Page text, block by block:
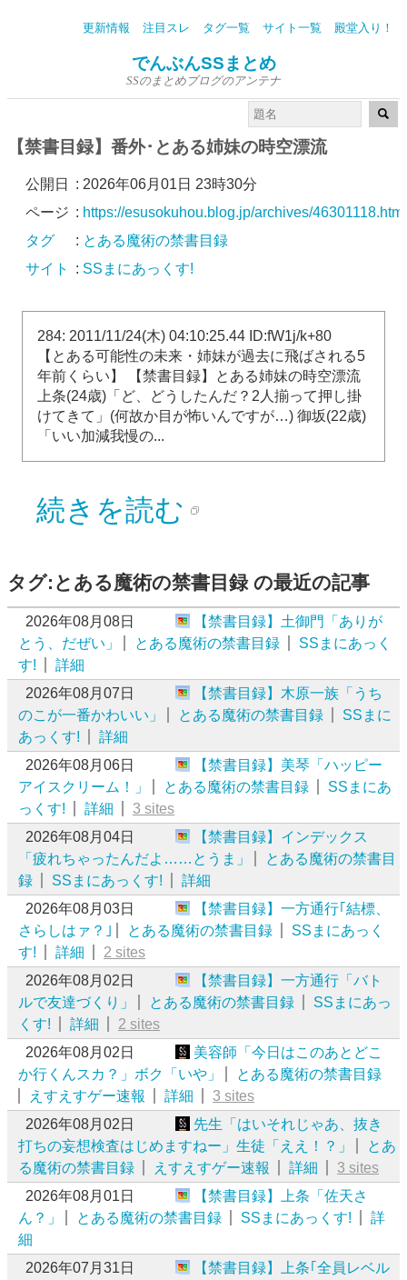
更新情報 注目スレ タグ一覧 サイト一覧 殿堂入り！
でんぶんSSまとめ
SSのまとめブログのアンテナ
【禁書目録】番外･とある姉妹の時空漂流
公開日 : 2026年06月01日 23時30分
ページ : https://esusokuhou.blog.jp/archives/46301118.html
タグ
: とある魔術の禁書目録
サイト
: SSまにあっくす!
284: 2011/11/24(木) 04:10:25.44 ID:fW1j/k+80
【とある可能性の未来・姉妹が過去に飛ばされる5
年前くらい】 【禁書目録】とある姉妹の時空漂流
上条(24歳)「ど、どうしたんだ？2人揃って押し掛
けてきて」(何故か目が怖いんですが…) 御坂(22歳)
「いい加減我慢の...
続きを読む
タグ:とある魔術の禁書目録 の最近の記事
2026年08月08日
【禁書目録】土御門「ありが
とう、だぜい」
とある魔術の禁書目録
SSまにあっく
す!
詳細
2026年08月07日
【禁書目録】木原一族「うち
のこが一番かわいい」
とある魔術の禁書目録
SSまに
あっくす!
詳細
2026年08月06日
【禁書目録】美琴「ハッピー
アイスクリーム！」
とある魔術の禁書目録
SSまにあ
っくす!
詳細
3 sites
2026年08月04日
【禁書目録】インデックス
「疲れちゃったんだよ……とうま」
とある魔術の禁書目
録
SSまにあっくす!
詳細
2026年08月03日
【禁書目録】一方通行｢結標、
さらしはァ？｣
とある魔術の禁書目録
SSまにあっく
す!
詳細
2 sites
2026年08月02日
【禁書目録】一方通行「バト
ルで友達づくり」
とある魔術の禁書目録
SSまにあっ
くす!
詳細
2 sites
2026年08月02日
美容師「今日はこのあとどこ
か行くんスカ？」ボク「いや」
とある魔術の禁書目録
えすえすゲー速報
詳細
3 sites
2026年08月02日
先生「はいそれじゃあ、抜き
打ちの妄想検査はじめますねー」生徒「ええ！？」
とあ
る魔術の禁書目録
えすえすゲー速報 詳細
3 sites
2026年08月01日
【禁書目録】上条「佐天さ
ん？」
とある魔術の禁書目録 SSまにあっくす!
詳
細
2026年07月31日
【禁書目録】上条｢全員レベル